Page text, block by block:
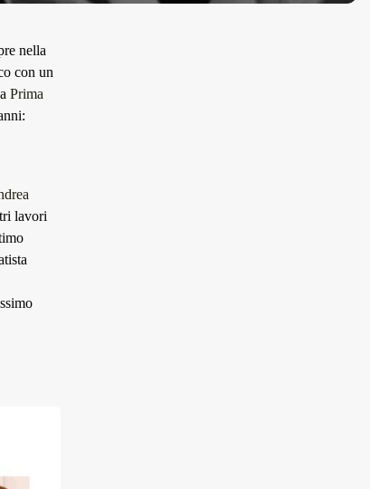
nella
con un
Prima
lavori